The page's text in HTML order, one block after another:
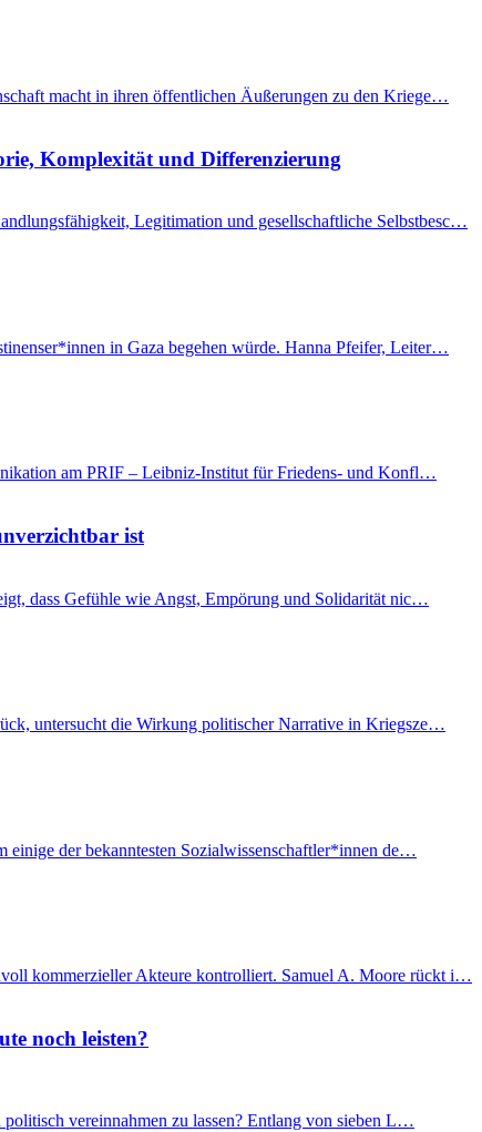
macht in ihren öffentlichen Äußerungen zu den Kriege…
Komplexität und Differenzierung
Legitimation und gesellschaftliche Selbstbesc…
in Gaza begehen würde. Hanna Pfeifer, Leiter…
am PRIF – Leibniz-Institut für Friedens- und Konfl…
ist
dass Gefühle wie Angst, Empörung und Solidarität nic…
untersucht die Wirkung politischer Narrative in Kriegsze…
einige der bekanntesten Sozialwissenschaftler*innen de…
kommerzieller Akteure kontrolliert. Samuel A. Moore rückt i…
noch leisten?
vereinnahmen zu lassen? Entlang von sieben L…